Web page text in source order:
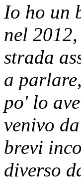
Io ho un
nel
strada
a
po' lo
venivo
brevi
diverso